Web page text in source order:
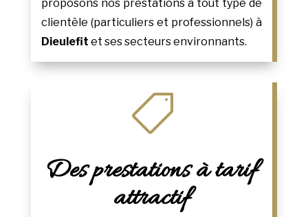
proposons nos prestations à tout type de
clientèle (particuliers et professionnels) à
Dieulefit et ses secteurs environnants.

Des prestations à tarif
attractif